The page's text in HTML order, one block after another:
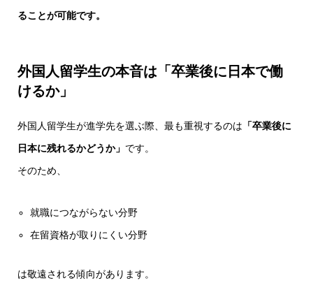
ることが可能です。
外国人留学生の本音は「卒業後に日本で働
けるか」
外国人留学生が進学先を選ぶ際、最も重視するのは 「卒業後に
日本に残れるかどうか」 です。
そのため、
就職につながらない分野
在留資格が取りにくい分野
は敬遠される傾向があります。